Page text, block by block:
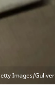
Images/Guliver